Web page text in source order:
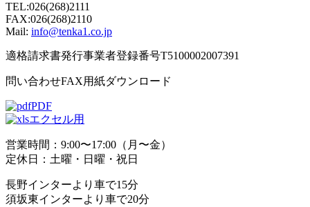
TEL:026(268)2111
FAX:026(268)2110
Mail: info@tenka1.co.jp
適格請求書発行事業者登録番号T5100002007391
問い合わせFAX用紙ダウンロード
PDF
エクセル用
営業時間：9:00〜17:00（月〜金）
定休日：土曜・日曜・祝日
長野インターより車で15分
須坂東インターより車で20分